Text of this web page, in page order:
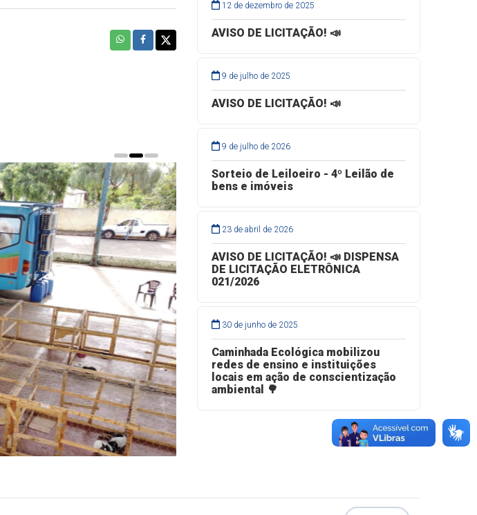
12 de dezembro de 2025
AVISO DE LICITAÇÃO! 📣
9 de julho de 2025
AVISO DE LICITAÇÃO! 📣
9 de julho de 2026
Sorteio de Leiloeiro - 4º Leilão de
bens e imóveis
23 de abril de 2026
AVISO DE LICITAÇÃO! 📣 DISPENSA
DE LICITAÇÃO ELETRÔNICA
021/2026
30 de junho de 2025
Caminhada Ecológica mobilizou
redes de ensino e instituições
locais em ação de conscientização
ambiental 🌳